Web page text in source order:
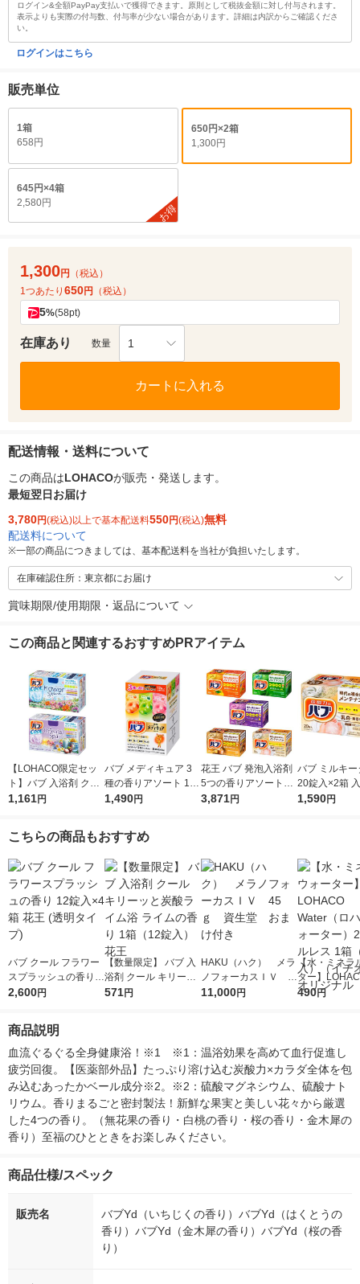
ログイン&全額PayPay支払いで獲得できます。原則として税抜金額に対し付与されます。
表示よりも実際の付与数、付与率が少ない場合があります。詳細は内訳からご確認くださ
い。
ログインはこちら
販売単位
1箱
658円
650円×2箱
1,300円
645円×4箱
2,580円
お得
1,300円
（税込）
1つあたり 650円 （税込）
5%(58pt)
在庫あり 数量 1
カートに入れる
配送情報・送料について
この商品はLOHACOが販売・発送します。
最短翌日お届け
3,780円(税込)以上で基本配送料550円(税込)無料
配送料について
※一部の商品につきましては、基本配送料を当社が負担いたします。
在庫確認住所：東京都にお届け
賞味期限/使用期限・返品について
この商品と関連するおすすめPRアイテム
【LOHACO限定セッ
ト】バブ 入浴剤 クー
ル フラワースプラッ
1,161円
バブ メディキュア 3
種の香りアソート 1箱
（12錠入）高濃度炭
1,490円
花王 バブ 発泡入浴剤
5つの香りアソートセ
ット 100錠
3,871円
バブ ミルキー
20錠入×2箱
王 （にごり
1,590円
こちらの商品もおすすめ
バブ クール フラワー
スプラッシュの香り 1
2錠入×4箱 花王 (透明
2,600円
【数量限定】 バブ 入
浴剤 クール キリーッ
と炭酸ライム浴 ライ
571円
HAKU（ハク） メラ
ノフォーカスＩＶ 4
5ｇ 資生堂 おまけ
11,000円
【水・ミネラ
ター】
r（ロハコウ
490円
商品説明
血流ぐるぐる全身健康浴！※1　※1：温浴効果を高めて血行促進し
疲労回復。【医薬部外品】たっぷり溶け込む炭酸力×カラダ全体を包
み込むあったかベール成分※2。※2：硫酸マグネシウム、硫酸ナト
リウム。香りまるごと密封製法！新鮮な果実と美しい花々から厳選
した4つの香り。（無花果の香り・白桃の香り・桜の香り・金木犀の
香り）至福のひとときをお楽しみください。
商品仕様/スペック
販売名
バブYd（いちじくの香り）バブYd（はくとうの
香り）バブYd（金木犀の香り）バブYd（桜の香
り）